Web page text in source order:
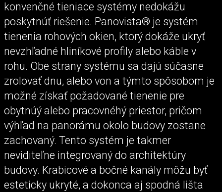
konvenčné tieniace systémy nedokážu
poskytnúť riešenie. Panovista® je systém
tienenia rohových okien, ktorý dokáže ukryť
nevzhľadné hliníkové profily alebo káble v
rohu. Obe strany systému sa dajú súčasne
zrolovať dnu, alebo von a týmto spôsobom je
možné získať požadované tienenie pre
obytnúý alebo pracovnéhý priestor, pričom
výhľad na panorámu okolo budovy zostane
zachovaný. Tento systém je takmer
neviditeľne integrovaný do architektúry
budovy. Krabicové a bočné kanály môžu byť
esteticky ukryté, a dokonca aj spodná lišta